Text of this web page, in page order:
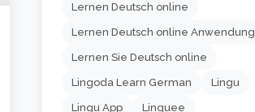
Lernen Deutsch online
Lernen Deutsch online Anwendung
Lernen Sie Deutsch online
Lingoda Learn German Lingu
Lingu App Linguee